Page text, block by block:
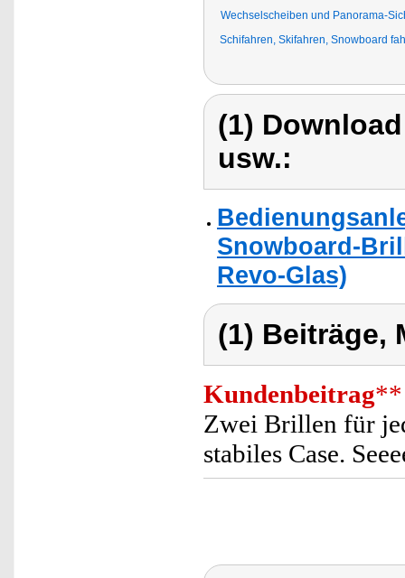
Wechselscheiben und Panorama-
Schifahren, Skifahren, Snowboard
(1)
usw.:
Snowboard-
Revo-Glas)
(1) Beiträge,
Kundenbeitrag**
Zwei Brillen für
stabiles Case.